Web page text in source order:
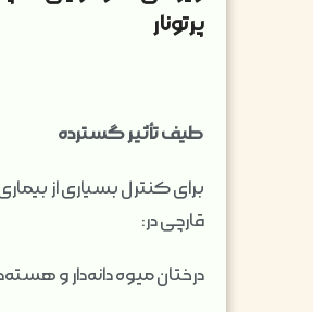
پرتونار
طیف تأثیر گسترده
برای کنترل بسیاری از
قارچی در:
درختان میوه دانه‌دار و